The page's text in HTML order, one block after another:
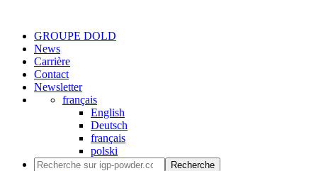
GROUPE DOLD
News
Carrière
Contact
Newsletter
français
English
Deutsch
français
polski
Recherche